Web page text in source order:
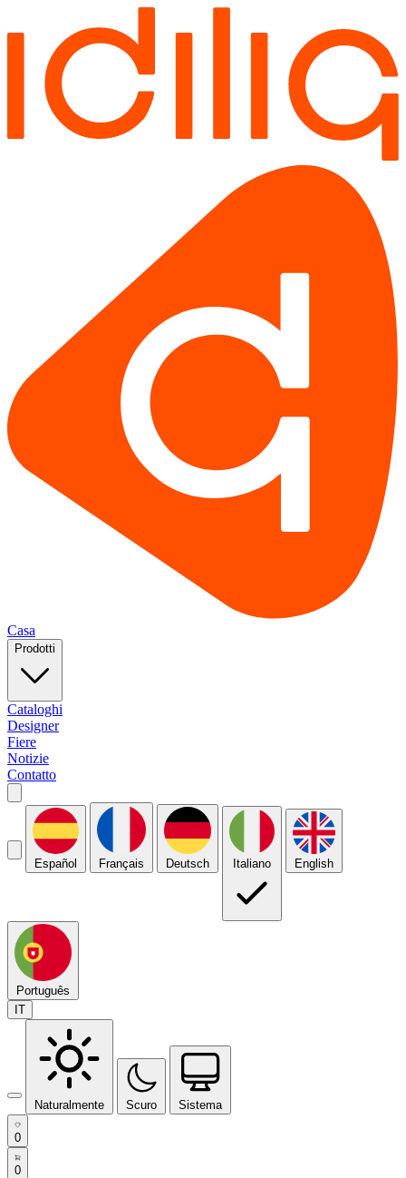
Casa
Prodotti
Cataloghi
Designer
Fiere
Notizie
Contatto
Español Français Deutsch Italiano English
Português
IT
Naturalmente Scuro Sistema
0
0